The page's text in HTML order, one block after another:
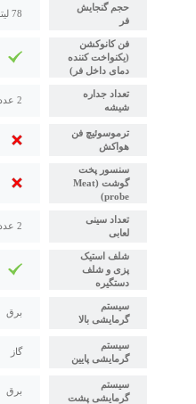
حجم گنجایش
فر
78 لیتر
فن کانوکشن
(یکنواخت کننده
دمای داخل فر)
تعداد جداره
شیشه
2 عدد
ترموسوئیچ فن
هواکش
سنسور پخت
گوشت (Meat
probe)
تعداد سینی
لعابی
2 عدد
شلف استیک
پزی و شلف
دستگیره
سیستم
گرمایشی بالا
برق
سیستم
گرمایشی پایین
گاز
سیستم
گرمایشی پشت
برق